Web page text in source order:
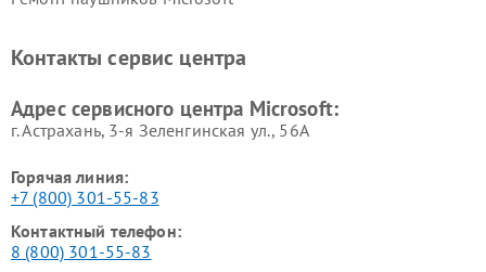
Контакты сервис центра
Адрес сервисного центра Microsoft:
г. Астрахань, 3-я Зеленгинская ул., 56А
Горячая линия:
+7 (800) 301-55-83
Контактный телефон:
8 (800) 301-55-83